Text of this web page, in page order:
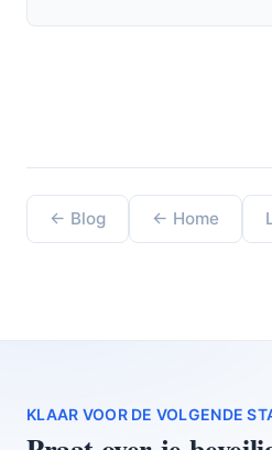
← Blog ← Home
KLAAR VOOR DE VOLGENDE